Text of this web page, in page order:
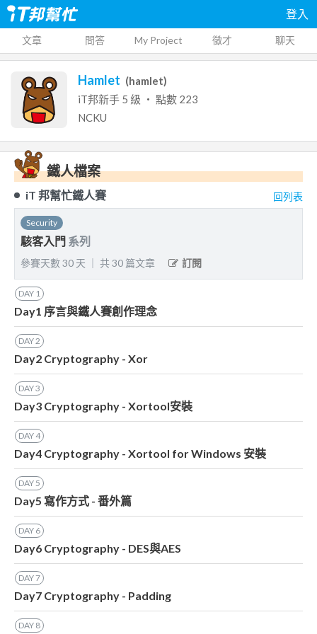
登入
文章 問答 My Project 徵才 聊天
Hamlet (hamlet)
iT邦新手 5 級 ‧ 點數 223
NCKU
鐵人檔案
iT 邦幫忙鐵人賽 回列表
Security
駭客入門 系列
參賽天數30 天 共30 篇文章 訂閱
DAY 1
Day1 序言與鐵人賽創作理念
DAY2
Day2 Cryptography - Xor
DAY3
Day3 Cryptography - Xortool安裝
DAY4
Day4 Cryptography - Xortool for Windows 安裝
DAY5
Day5 寫作方式 - 番外篇
DAY 6
Day6 Cryptography - DES與AES
DAY7
Day7 Cryptography - Padding
DAY 8